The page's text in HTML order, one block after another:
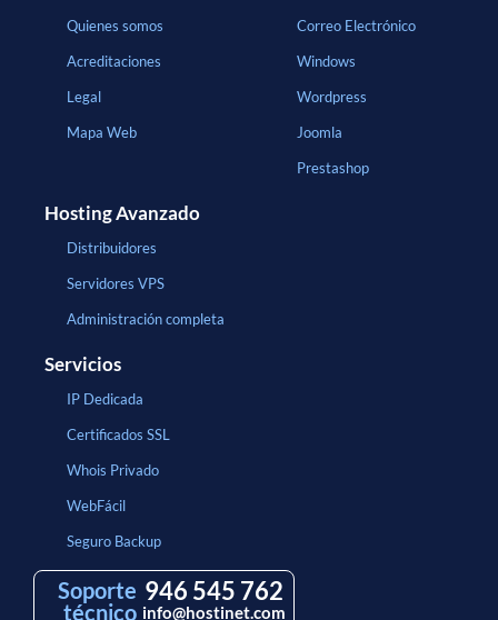
Quienes somos
Acreditaciones
Legal
Mapa Web
Correo Electrónico
Windows
Wordpress
Joomla
Prestashop
Hosting Avanzado
Distribuidores
Servidores VPS
Administración completa
Servicios
IP Dedicada
Certificados SSL
Whois Privado
WebFácil
Seguro Backup
Soporte
técnico
946 545 762
info@hostinet.com